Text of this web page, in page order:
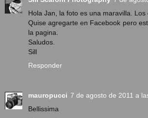
Hola Jan, la foto es una maravilla. Los
Quise agregarte en Facebook pero
la pagina.
Saludos.
Sill
Responder
mauropucci 7 de agosto de 2011 a
Bellissima